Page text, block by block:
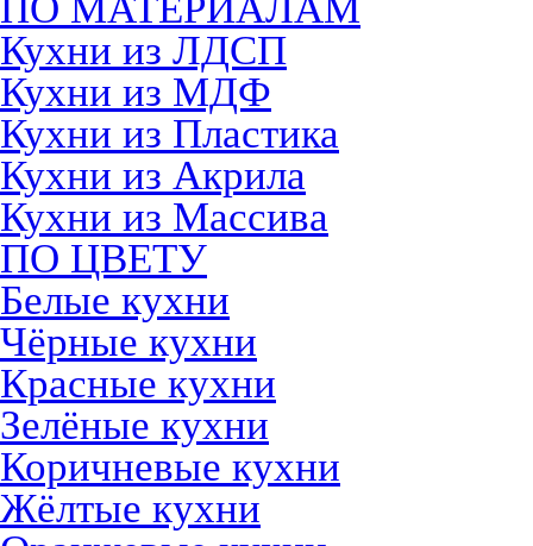
Кухни из ЛДСП
Кухни из МДФ
Кухни из Пластика
Кухни из Акрила
Кухни из Массива
ПО ЦВЕТУ
Белые кухни
Чёрные кухни
Красные кухни
Зелёные кухни
Коричневые кухни
Жёлтые кухни